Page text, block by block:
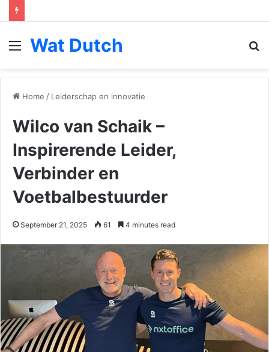
Menu
Wat Dutch
Home / Leiderschap en innovatie
Wilco van Schaik –
Inspirerende Leider,
Verbinder en
Voetbalbestuurder
September 21, 2025 61 4 minutes read